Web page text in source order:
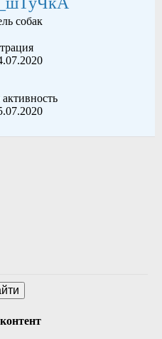
собак